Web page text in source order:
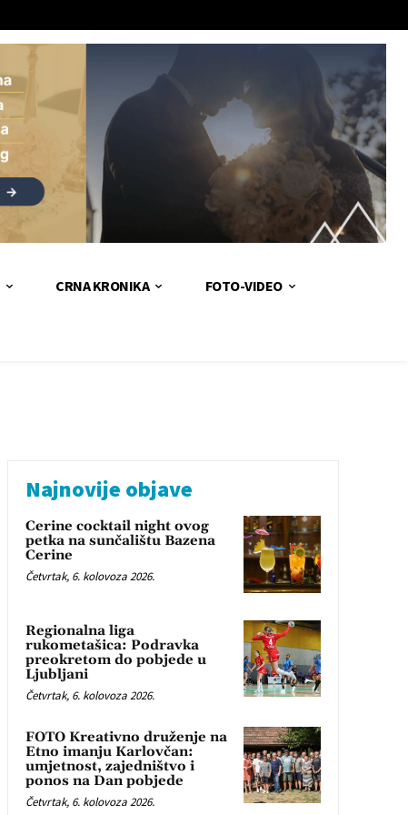
CRNA KRONIKA FOTO-VIDEO
Najnovije objave
Cerine cocktail night ovog
petka na sunčalištu Bazena
Cerine
Četvrtak, 6. kolovoza 2026.
Regionalna liga
rukometašica: Podravka
preokretom do pobjede u
Ljubljani
Četvrtak, 6. kolovoza 2026.
FOTO Kreativno druženje na
Etno imanju Karlovčan:
umjetnost, zajedništvo i
ponos na Dan pobjede
Četvrtak, 6. kolovoza 2026.